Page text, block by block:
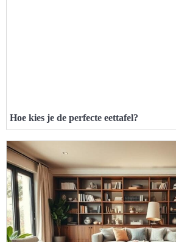
Hoe kies je de perfecte eettafel?